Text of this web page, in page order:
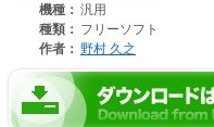
機種： 汎用
種類： フリーソフト
作者： 野村 久之